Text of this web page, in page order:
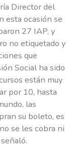
Director del
esta ocasión se
27 IAP, y
no etiquetado y
que
Social ha sido
están muy
por 10, hasta
las
su boleto, es
se les cobra ni